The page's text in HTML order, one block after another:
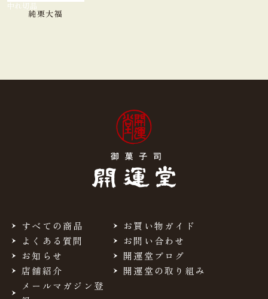
品切れ中
純栗大福
すべての商品
お買い物ガイド
よくある質問
お問い合わせ
お知らせ
開運堂ブログ
店舗紹介
開運堂の取り組み
メールマガジン登